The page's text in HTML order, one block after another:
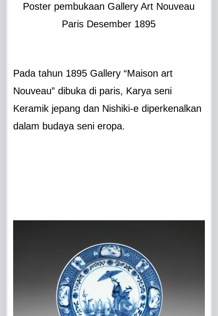
Poster pembukaan Gallery Art Nouveau
Paris Desember 1895
Pada tahun 1895 Gallery “Maison art
Nouveau” dibuka di paris, Karya seni
Keramik jepang dan Nishiki-e diperkenalkan
dalam budaya seni eropa.